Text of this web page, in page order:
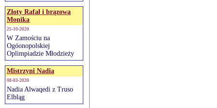
Złoty Rafał i brązowa
Monika
25-10-2020
W Zamościu na
Ogóonopolskiej
Oplimpiadzie Młodzieży
Mistrzyni Nadia
08-03-2020
Nadia Alwaqedi z Truso
Elbląg